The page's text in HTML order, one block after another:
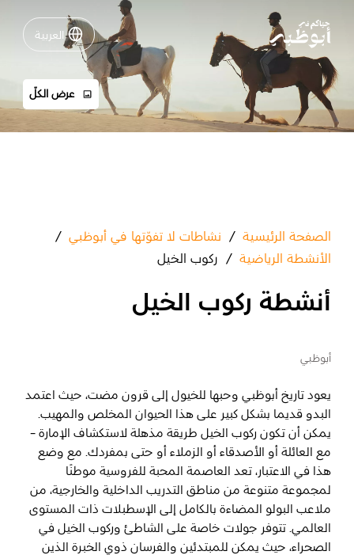
العربية
العربية
نشاطات لا تفوّتها في أبوظبي
خطّط لرحلتك
المفضلة رسم خريطة
أبو ظبي
منطقة العين
منطقة الظفرة
عرض الكلّ
الصفحة الرئيسية / نشاطات لا تفوّتها في أبوظبي /
الأنشطة الرياضية / ركوب الخيل
أنشطة ركوب الخيل
أبوظبي
يعود تاريخ أبوظبي وحبها للخيول إلى قرون مضت، حيث اعتمد
البدو قديما بشكل كبير على هذا الحيوان المخلص والمهيب.
يمكن أن تكون ركوب الخيل طريقة مذهلة لاستكشاف الإمارة -
مع العائلة أو الأصدقاء أو الزملاء أو حتى بمفردك. مع وضع
هذا في الاعتبار، تعد العاصمة المحبة للفروسية موطنًا
لمجموعة متنوعة من مناطق التدريب الداخلية والخارجية، من
ملاعب البولو المضاءة بالكامل إلى الإسطبلات ذات المستوى
العالمي. تتوفر جولات خاصة على الشاطئ وركوب الخيل في
الصحراء، حيث يمكن للمبتدئين والفرسان ذوي الخبرة الذين